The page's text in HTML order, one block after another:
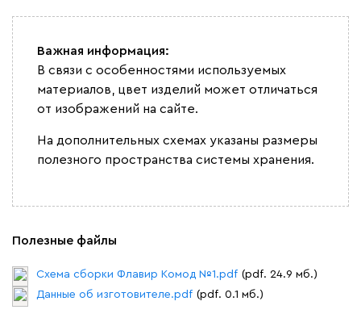
Важная информация:
В связи с особенностями используемых
материалов, цвет изделий может отличаться
от изображений на сайте.
На дополнительных схемах указаны размеры
полезного пространства системы хранения.
Полезные файлы
Схема сборки Флавир Комод №1.pdf (pdf. 24.9 мб.)
Данные об изготовителе.pdf (pdf. 0.1 мб.)